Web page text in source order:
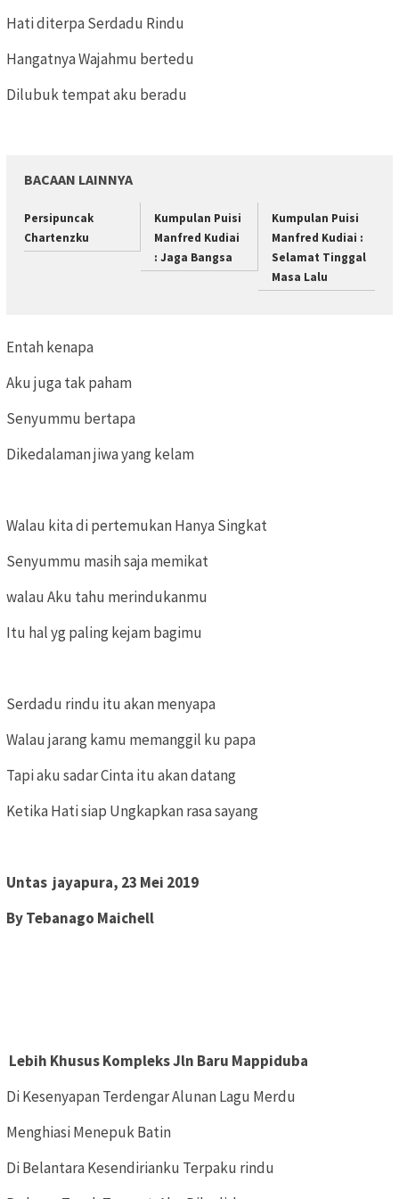
Hati diterpa Serdadu Rindu
Hangatnya Wajahmu bertedu
Dilubuk tempat aku beradu
BACAAN LAINNYA
Persipuncak
Chartenzku
Kumpulan Puisi
Manfred Kudiai
: Jaga Bangsa
Kumpulan Puisi
Manfred Kudiai :
Selamat Tinggal
Masa Lalu
Entah kenapa
Aku juga tak paham
Senyummu bertapa
Dikedalaman jiwa yang kelam
Walau kita di pertemukan Hanya Singkat
Senyummu masih saja memikat
walau Aku tahu merindukanmu
Itu hal yg paling kejam bagimu
Serdadu rindu itu akan menyapa
Walau jarang kamu memanggil ku papa
Tapi aku sadar Cinta itu akan datang
Ketika Hati siap Ungkapkan rasa sayang
Untas jayapura, 23 Mei 2019
By Tebanago Maichell
Lebih Khusus Kompleks Jln Baru Mappiduba
Di Kesenyapan Terdengar Alunan Lagu Merdu
Menghiasi Menepuk Batin
Di Belantara Kesendirianku Terpaku rindu